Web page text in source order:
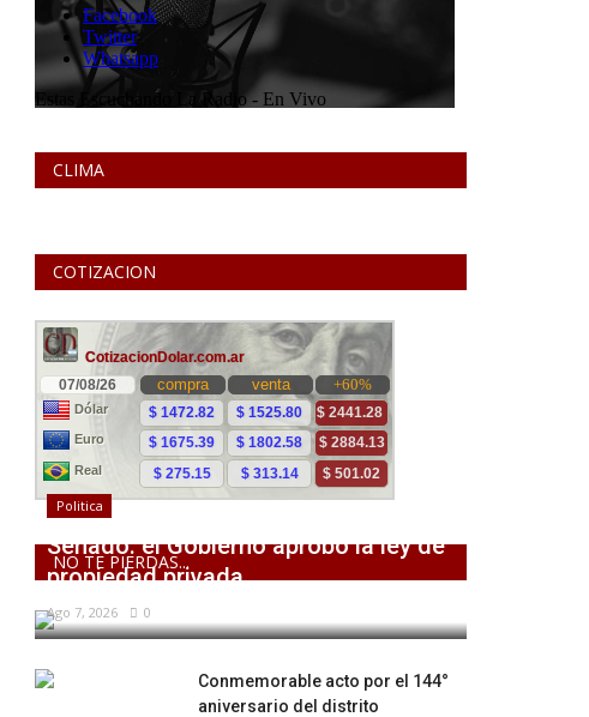
CLIMA
COTIZACION
NO TE PIERDAS...
Politica
Senado: el Gobierno aprobó la ley de
propiedad privada,...
Ago 7, 2026 0
Conmemorable acto por el 144°
aniversario del distrito